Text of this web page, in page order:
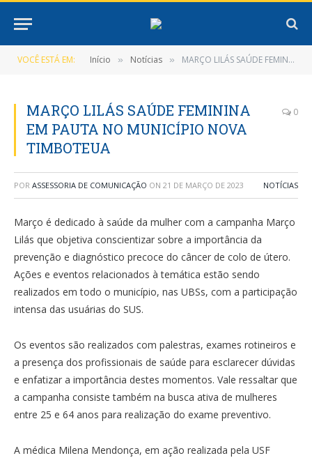
VOCÊ ESTÁ EM: Início » Notícias » MARÇO LILÁS SAÚDE FEMININA EM PAUTA NO MUNICÍPIO NOVA TIMBOTEUA
MARÇO LILÁS SAÚDE FEMININA
EM PAUTA NO MUNICÍPIO NOVA
TIMBOTEUA
0
POR ASSESSORIA DE COMUNICAÇÃO ON 21 DE MARÇO DE 2023 NOTÍCIAS
Março é dedicado à saúde da mulher com a campanha Março
Lilás que objetiva conscientizar sobre a importância da
prevenção e diagnóstico precoce do câncer de colo de útero.
Ações e eventos relacionados à temática estão sendo
realizados em todo o município, nas UBSs, com a participação
intensa das usuárias do SUS.
Os eventos são realizados com palestras, exames rotineiros e
a presença dos profissionais de saúde para esclarecer dúvidas
e enfatizar a importância destes momentos. Vale ressaltar que
a campanha consiste também na busca ativa de mulheres
entre 25 e 64 anos para realização do exame preventivo.
A médica Milena Mendonça, em ação realizada pela USF